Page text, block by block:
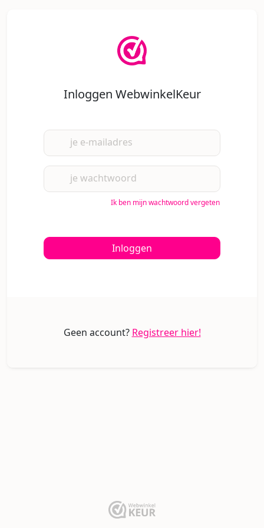
Inloggen WebwinkelKeur
je e-mailadres
je wachtwoord
Ik ben mijn wachtwoord vergeten
Inloggen
Geen account? Registreer hier!